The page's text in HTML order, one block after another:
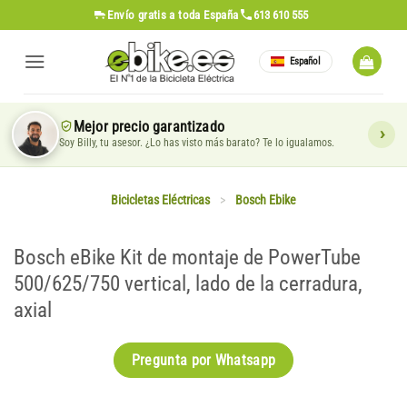
al
contenido
Envío gratis a toda España 613 610 555
Español
Mejor precio garantizado
Soy Billy, tu asesor. ¿Lo has visto más barato? Te lo igualamos.
Bicicletas Eléctricas > Bosch Ebike
Bosch eBike Kit de montaje de PowerTube
500/625/750 vertical, lado de la cerradura,
axial
Pregunta por Whatsapp